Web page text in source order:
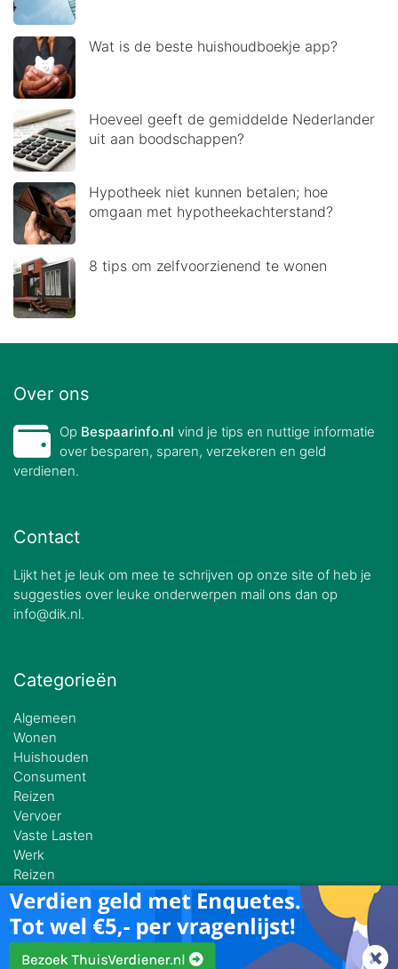
Wat is de beste huishoudboekje app?
Hoeveel geeft de gemiddelde Nederlander
uit aan boodschappen?
Hypotheek niet kunnen betalen; hoe
omgaan met hypotheekachterstand?
8 tips om zelfvoorzienend te wonen
Over ons
Op Bespaarinfo.nl vind je tips en nuttige informatie
over besparen, sparen, verzekeren en geld
verdienen.
Contact
Lijkt het je leuk om mee te schrijven op onze site of heb je
suggesties over leuke onderwerpen mail ons dan op
info@dik.nl.
Categorieën
Algemeen
Wonen
Huishouden
Consument
Reizen
Vervoer
Vaste Lasten
Werk
Reizen
© Bespaarinfo.nl 2026 | Onderdeel vanDik B.V.| KvK 74390708 |
Stationsplein 3 8011 CW Zwolle |
Privacy & Cookies